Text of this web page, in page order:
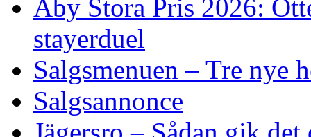
Åby Stora Pris 2026:
stayerduel
Salgsmenuen – Tre nye
Salgsannonce